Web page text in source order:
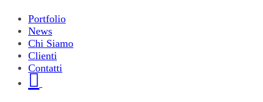
Portfolio
News
Chi Siamo
Clienti
Contatti